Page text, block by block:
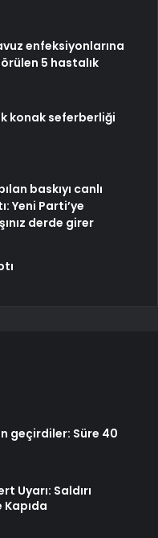
enfeksiyonlarına
5 hastalık
konak seferberliği
baskıyı canlı
Yeni Parti’ye
derde girer
geçirdiler: Süre 40
Uyarı: Saldırı